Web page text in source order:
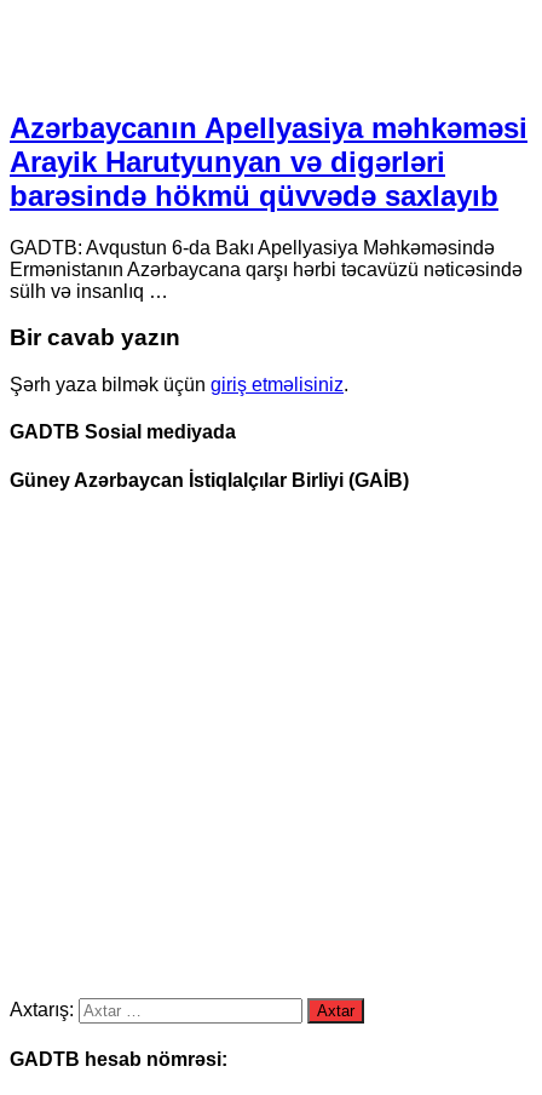
Azərbaycanın Apellyasiya məhkəməsi
Arayik Harutyunyan və digərləri
barəsində hökmü qüvvədə saxlayıb
GADTB: Avqustun 6-da Bakı Apellyasiya Məhkəməsində
Ermənistanın Azərbaycana qarşı hərbi təcavüzü nəticəsində
sülh və insanlıq …
Bir cavab yazın
Şərh yaza bilmək üçün giriş etməlisiniz.
GADTB Sosial mediyada
Güney Azərbaycan İstiqlalçılar Birliyi (GAİB)
Axtarış:
GADTB hesab nömrəsi: